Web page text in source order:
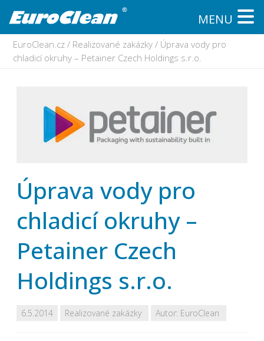
MENU
EuroClean.cz / Realizované zakázky / Úprava vody pro
chladicí okruhy – Petainer Czech Holdings s.r.o.
Úprava vody pro
chladicí okruhy –
Petainer Czech
Holdings s.r.o.
6.5.2014 Realizované zakázky Autor: EuroClean